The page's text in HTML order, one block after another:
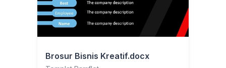
Brosur Bisnis Kreatif.docx